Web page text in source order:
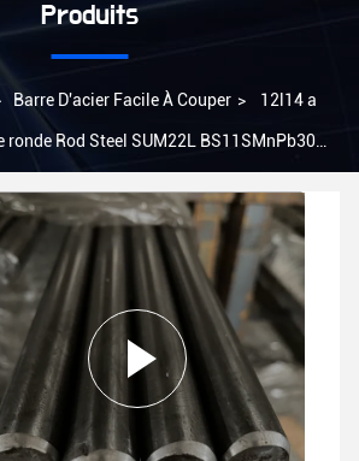
Produits
Barre D'acier Facile À Couper > 12l14 a
ronde Rod Steel SUM22L BS11SMnPb30